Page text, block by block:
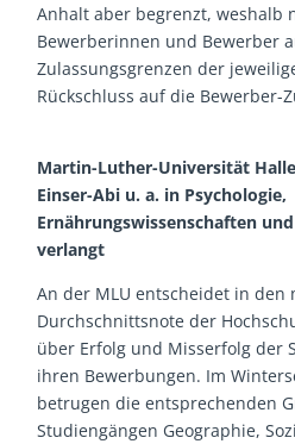
Anhalt aber begrenzt, weshalb
Bewerberinnen und Bewerber
Zulassungsgrenzen der
Rückschluss auf die Bewerber-
Martin-Luther-Universität
Einser-Abi u. a. in Psychologie,
Ernährungswissenschaften
verlangt
An der MLU entscheidet in den
Durchschnittsnote der
über Erfolg und Misserfolg der
ihren Bewerbungen. Im
betrugen die entsprechenden
Studiengängen Geographie,